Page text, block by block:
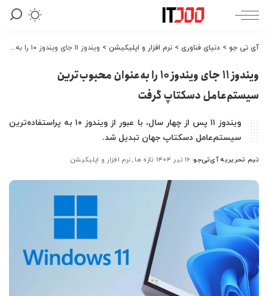
آی تی جو > دنیای فناوری > نرم افزار و اپلیکیشن > ویندوز ۱۱ جای ویندوز ۱۰ را به‌عنوان محبوب‌ترین سیستم‌عامل دسکتاپ گرفت
ویندوز ۱۱ جای ویندوز ۱۰ را به‌عنوان محبوب‌ترین
سیستم‌عامل دسکتاپ گرفت
ویندوز ۱۱ پس از چهار سال، با عبور از ویندوز ۱۰ به پراستفاده‌ترین
سیستم‌عامل دسکتاپ جهان تبدیل شد.
ارسال
توسط
تیم تحریریه آی‌تی‌جو ۱۶ تیر ۱۴۰۴ تازه ها نرم افزار و اپلیکیشن